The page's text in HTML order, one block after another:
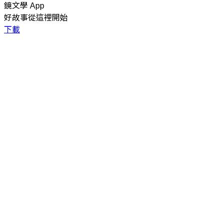
鏡文學 App
好故事從這裡開始
下載